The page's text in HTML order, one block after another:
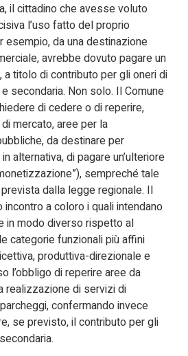
il cittadino che avesse voluto
l’uso fatto del proprio
esempio, da una destinazione
avrebbe dovuto pagare un
a titolo di contributo per gli oneri di
secondaria. Non solo. Il Comune
di cedere o di reperire,
mercato, aree per la
da destinare per
alternativa, di pagare un’ulteriore
sempreché tale
dalla legge regionale. Il
incontro a coloro i quali intendano
in modo diverso rispetto al
categorie funzionali più affini
produttiva-direzionale e
l’obbligo di reperire aree da
realizzazione di servizi di
confermando invece
se previsto, il contributo per gli